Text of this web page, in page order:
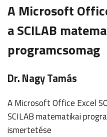
A Microsoft
a SCILAB
programcsomag
Dr. Nagy Tamás
A Microsoft Office Excel
SCILAB matematikai
ismertetése